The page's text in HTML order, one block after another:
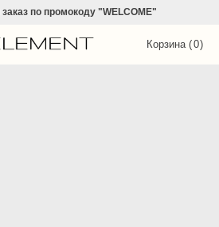
по промокоду "WELCOME"
Корзина ( )
0